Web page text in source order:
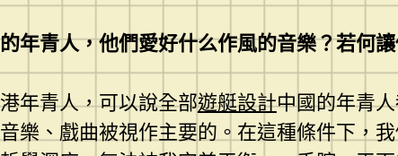
年青人，他們愛好什么作風的音樂？若何
年青人，可以說全部遊艇設計中國的年青
樂、戲曲被視作主要的。在這種條件下，